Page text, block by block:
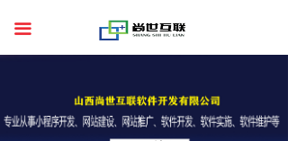
끀
首页
关于我们